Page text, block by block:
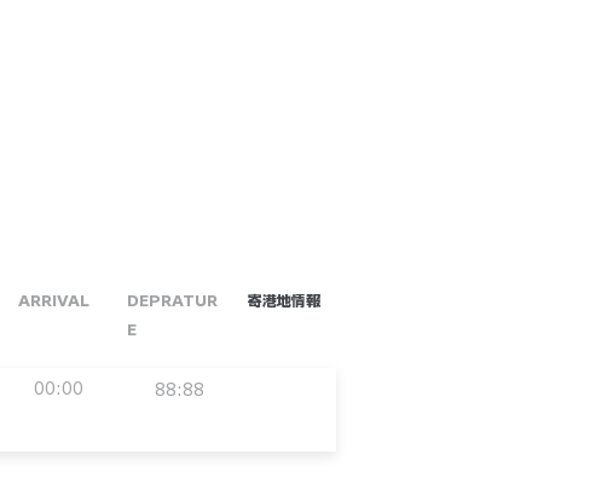
ARRIVAL
DEPRATUR
E
​寄港地情報
00:00 88:88